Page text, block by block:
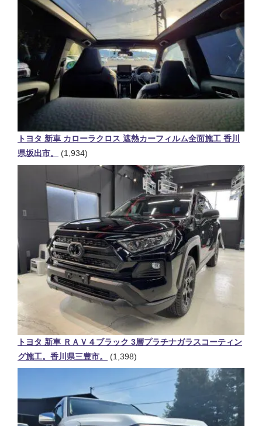
トヨタ 新車 カローラクロス 遮熱カーフィルム全面施工 香川
県坂出市。
(1,934)
トヨタ 新車 ＲＡＶ４ブラック 3層プラチナガラスコーティン
グ施工。香川県三豊市。
(1,398)